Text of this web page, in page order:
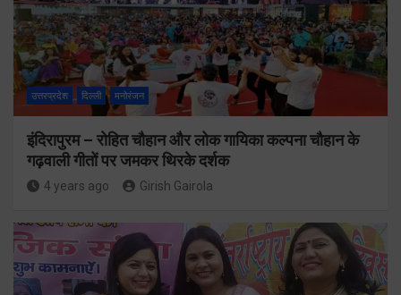
उत्तरप्रदेश दिल्ली मनोरंजन
इंदिरापुरम – रोहित चौहान और लोक गायिका कल्पना चौहान के
गढ़वाली गीतों पर जमकर थिरके दर्शक
4 years ago Girish Gairola